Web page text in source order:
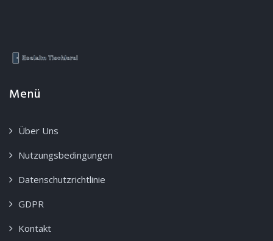
Menü
Über Uns
Nutzungsbedingungen
Datenschutzrichtlinie
GDPR
Kontakt